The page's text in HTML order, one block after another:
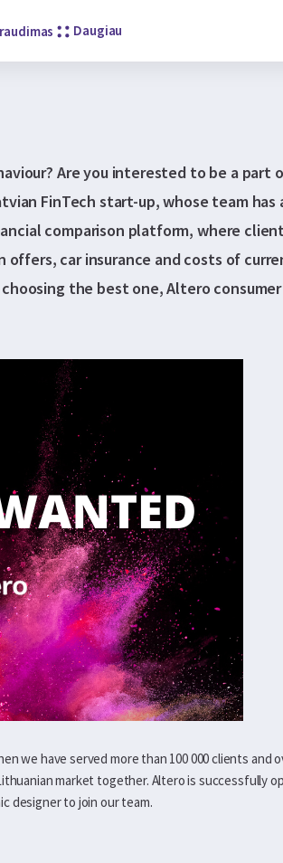
Daugiau
Are you interested to be a part
FinTech start-up, whose team
comparison platform, where
offers, car insurance and costs of
the best one, Altero
we have served more than 100 000 clients and
market together. Altero is successfully
designer to join our team.